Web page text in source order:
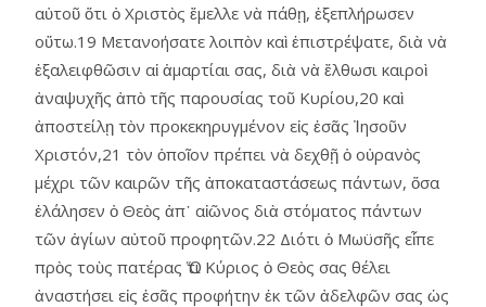
αὐτοῦ ὅτι ὁ Χριστὸς ἔμελλε νὰ πάθῃ, ἐξεπλήρωσεν
οὕτω.19 Μετανοήσατε λοιπὸν καὶ ἐπιστρέψατε, διὰ νὰ
ἐξαλειφθῶσιν αἱ ἁμαρτίαι σας, διὰ νὰ ἔλθωσι καιροὶ
ἀναψυχῆς ἀπὸ τῆς παρουσίας τοῦ Κυρίου,20 καὶ
ἀποστείλῃ τὸν προκεκηρυγμένον εἰς ἐσᾶς Ἰησοῦν
Χριστόν,21 τὸν ὁποῖον πρέπει νὰ δεχθῇ ὁ οὐρανὸς
μέχρι τῶν καιρῶν τῆς ἀποκαταστάσεως πάντων, ὅσα
ἐλάλησεν ὁ Θεὸς ἀπ᾿ αἰῶνος διὰ στόματος πάντων
τῶν ἁγίων αὐτοῦ προφητῶν.22 Διότι ὁ Μωϋσῆς εἶπε
πρὸς τοὺς πατέρας Ὅτι Κύριος ὁ Θεὸς σας θέλει
ἀναστήσει εἰς ἐσᾶς προφήτην ἐκ τῶν ἀδελφῶν σας ὡς